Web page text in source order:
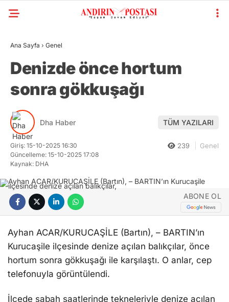
Ana Sayfa › Genel
Denizde önce hortum
sonra gökkuşağı
Dha Haber TÜM YAZILARI
Giriş: 15-10-2025 16:30
Güncelleme: 15-10-2025 17:08
Kaynak: DHA
239 Genel
ABONE OL
Ayhan ACAR/KURUCAŞİLE (Bartın), – BARTIN’ın
Kurucaşile ilçesinde denize açılan balıkçılar, önce
hortum sonra gökkuşağı ile karşılaştı. O anlar, cep
telefonuyla görüntülendi.
İlçede sabah saatlerinde tekneleriyle denize açılan